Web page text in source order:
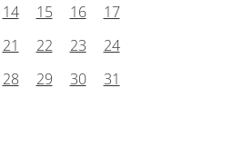
14 15 16
17
21 22 23
24
28 29 30 31